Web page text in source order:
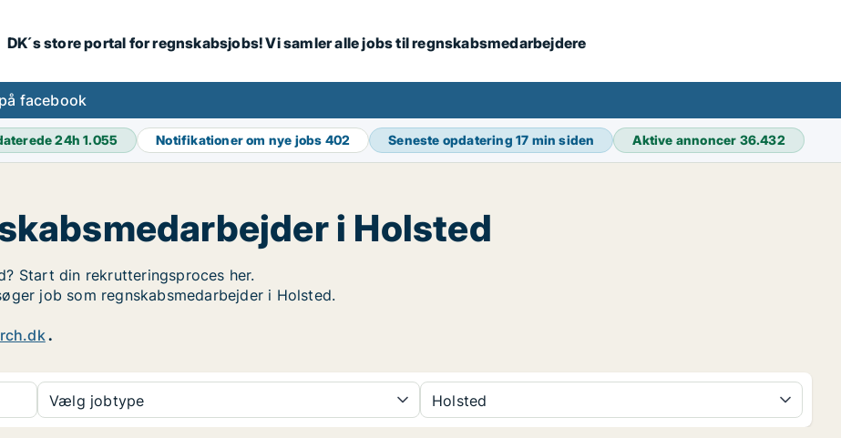
DK´s store portal for regnskabsjobs! Vi samler alle jobs til regnskabsmedarbejdere
facebook
24h1.055 Notifikationer om nye jobs 402 Seneste opdatering17 min siden Aktive annoncer 36.432
i Holsted
Start din rekrutteringsproces her.
job som regnskabsmedarbejder i Holsted.
.
Vælg jobtype Holsted